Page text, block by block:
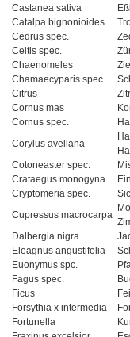
Castanea sativa
Catalpa bignonioides
Cedrus spec.
Celtis spec.
Chaenomeles
Chamaecyparis spec.
Citrus
Cornus mas
Cornus spec.
Corylus avellana
Cotoneaster spec.
Crataegus monogyna
Cryptomeria spec.
Cupressus macrocarpa
Dalbergia nigra
Eleagnus angustifolia
Euonymus spc.
Fagus spec.
Ficus
Forsythia x intermedia
Fortunella